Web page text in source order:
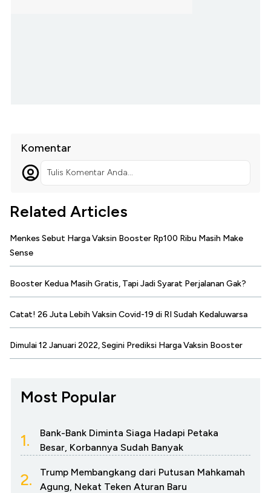
Komentar
Tulis Komentar Anda...
Related Articles
Menkes Sebut Harga Vaksin Booster Rp100 Ribu Masih Make
Sense
Booster Kedua Masih Gratis, Tapi Jadi Syarat Perjalanan Gak?
Catat! 26 Juta Lebih Vaksin Covid-19 di RI Sudah Kedaluwarsa
Dimulai 12 Januari 2022, Segini Prediksi Harga Vaksin Booster
Most Popular
1.
Bank-Bank Diminta Siaga Hadapi Petaka
Besar, Korbannya Sudah Banyak
2.
Trump Membangkang dari Putusan Mahkamah
Agung, Nekat Teken Aturan Baru